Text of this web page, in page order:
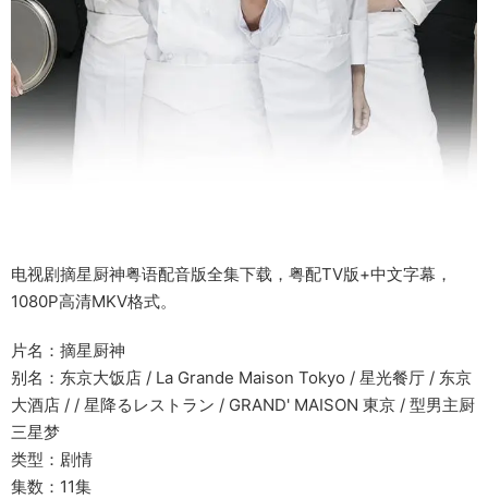
电视剧摘星厨神粤语配音版全集下载，粤配TV版+中文字幕，
1080P高清MKV格式。
片名：摘星厨神
别名：东京大饭店 / La Grande Maison Tokyo / 星光餐厅 / 东京
大酒店 / / 星降るレストラン / GRAND' MAISON 東京 / 型男主厨
三星梦
类型：剧情
集数：11集